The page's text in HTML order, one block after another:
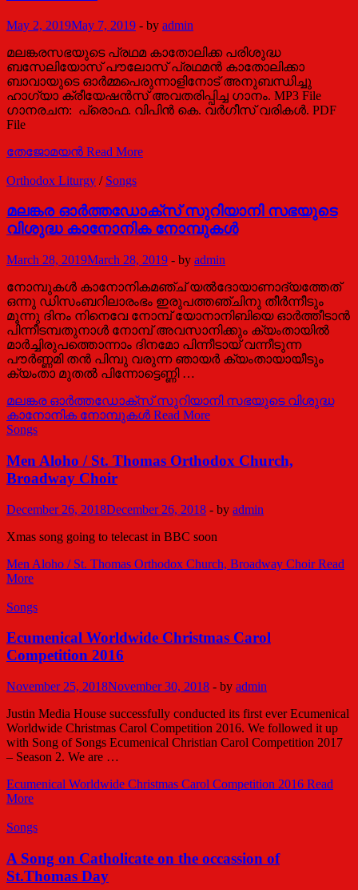
May 2, 2019May 7, 2019 - by admin
മലങ്കരസഭയുടെ പ്രഥമ കാതോലിക്ക പരിശുദ്ധ
ബസേലിയോസ് പൗലോസ് പ്രഥമൻ കാതോലിക്കാ
ബാവായുടെ ഓർമ്മപെരുന്നാളിനോട് അനുബന്ധിച്ചു
ഹാഗ്യാ ക്രീയേഷൻസ് അവതരിപ്പിച്ച ഗാനം. MP3 File
ഗാനരചന: പ്രൊഫ. വിപിന്‍ കെ. വര്‍ഗീസ് വരികള്‍. PDF
File
തേജോമയൻ Read More
Orthodox Liturgy / Songs
മലങ്കര ഓര്‍ത്തഡോക്സ് സുറിയാനി സഭയുടെ
വിശുദ്ധ കാനോനിക നോമ്പുകള്‍
March 28, 2019March 28, 2019 - by admin
നോമ്പുകൾ കാനോനികമഞ്ച് യൽദോയാണാദ്യത്തേത്
ഒന്നു ഡിസംബറിലാരംഭം ഇരുപത്തഞ്ചിനു തീർന്നീടും
മൂന്നു ദിനം നിനെവേ നോമ്പ് യോനാനിബിയെ ഓർത്തീടാൻ
പിന്നീടമ്പതുനാൾ നോമ്പ് അവസാനിക്കും ക്യംതായിൽ
മാർച്ചിരുപത്തൊന്നാം ദിനമോ പിന്നീടായ് വന്നീടുന്ന
പൗർണ്ണമി തൻ പിമ്പു വരുന്ന ഞായർ ക്യംതായായീടും
ക്യംതാ മുതൽ പിന്നോട്ടെണ്ണി …
മലങ്കര ഓര്‍ത്തഡോക്സ് സുറിയാനി സഭയുടെ വിശുദ്ധ
കാനോനിക നോമ്പുകള്‍ Read More
Songs
Men Aloho / St. Thomas Orthodox Church,
Broadway Choir
December 26, 2018December 26, 2018 - by admin
Xmas song going to telecast in BBC soon
Men Aloho / St. Thomas Orthodox Church, Broadway ChoirRead
More
Songs
Ecumenical Worldwide Christmas Carol
Competition 2016
November 25, 2018November 30, 2018 - by admin
Justin Media House successfully conducted its first ever Ecumenical
Worldwide Christmas Carol Competition 2016. We followed it up
with Song of Songs Ecumenical Christian Carol Competition 2017
– Season 2. We are …
Ecumenical Worldwide Christmas Carol Competition 2016 Read
More
Songs
A Song on Catholicate on the occassion of
St.Thomas Day